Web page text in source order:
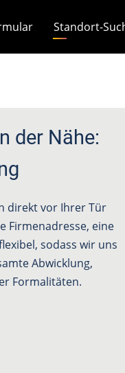
Standort-
der Nähe:
direkt vor Ihrer Tür
Firmenadresse, eine
sodass wir uns
Abwicklung,
Formalitäten.